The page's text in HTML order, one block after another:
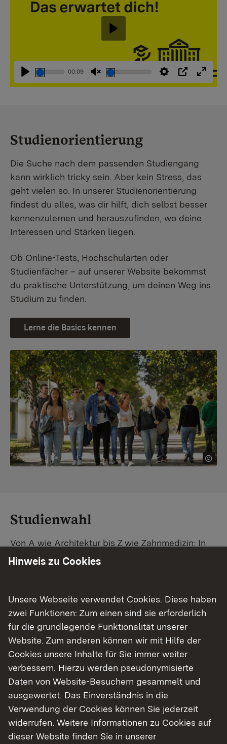
Abspielen
00:09
StummschaltungEinstellungen
PIP
Abspielen
Studienorientierung
Die Suche nach dem passenden Studiengang
kann wirklich tricky sein. Aber kein Stress, das
geht vielen so. In unserer Studienorientierung
findest du alles, was dir hilft, dich selbst besser
kennenzulernen und herauszufinden, wo deine
Interessen und Stärken liegen.
Ob Online-Tests, Hochschularten oder
Studienfächer – auf unserer Website bekommst
du praktische Unterstützung, um deinen Weg ins
Studium zu finden.
Lerne die Basics kennen
Studienwahl
Von A wie Architektur bis Z wie Zahnmedizin: In
Baden-Württemberg warten unzählige
Studiengangsuche schnell den passenden
Studienplatz. Außerdem gibt's eine Schritt-für-
Schritt-Anleitung zu deinem Traum-Studium.
Finde dein Studium in Baden-Württemberg
Hinweis zu Cookies
Unsere Webseite verwendet Cookies. Diese haben
zwei Funktionen: Zum einen sind sie erforderlich
für die grundlegende Funktionalität unserer
Website. Zum anderen können wir mit Hilfe der
Cookies unsere Inhalte für Sie immer weiter
verbessern. Hierzu werden pseudonymisierte
Daten von Website-Besuchern gesammelt und
ausgewertet. Das Einverständnis in die
Verwendung der Cookies können Sie jederzeit
widerrufen. Weitere Informationen zu Cookies auf
dieser Website finden Sie in unserer